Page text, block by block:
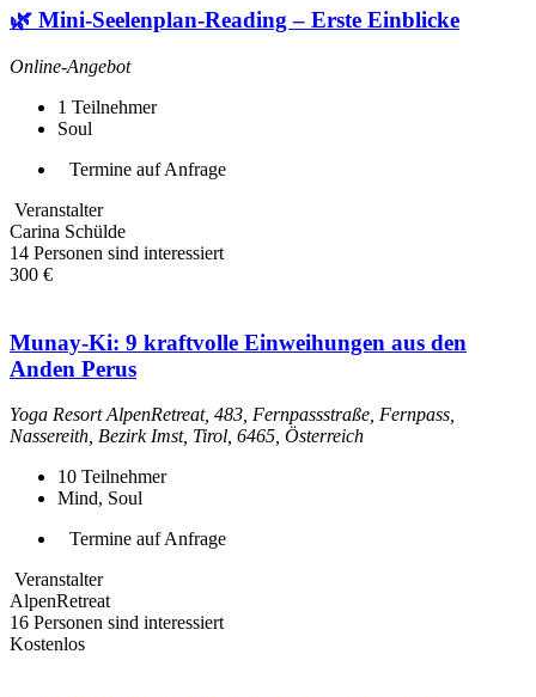
🌿 Mini-Seelenplan-Reading – Erste Einblicke
Online-Angebot
1 Teilnehmer
Soul
Termine auf Anfrage
Veranstalter
Carina Schülde
14 Personen sind interessiert
300 €
Munay-Ki: 9 kraftvolle Einweihungen aus den
Anden Perus
Yoga Resort AlpenRetreat, 483, Fernpassstraße, Fernpass,
Nassereith, Bezirk Imst, Tirol, 6465, Österreich
10 Teilnehmer
Mind, Soul
Termine auf Anfrage
Veranstalter
AlpenRetreat
16 Personen sind interessiert
Kostenlos